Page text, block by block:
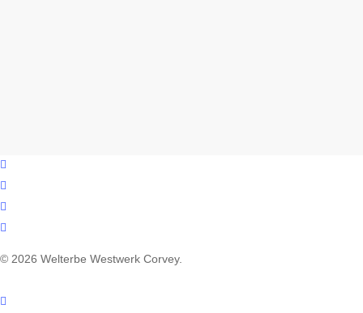
facebook
youtube
instagram
email
© 2026 Welterbe Westwerk Corvey.